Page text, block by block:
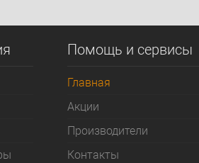
Помощь и сервисы
Главная
Акции
Производители
Контакты